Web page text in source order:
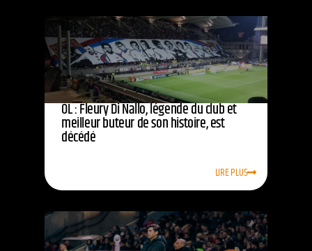
OL : Fleury Di Nallo, légende du club et
meilleur buteur de son histoire, est
décédé
LIRE PLUS